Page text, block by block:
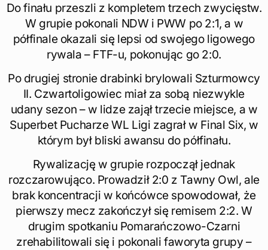
Do finału przeszli z kompletem trzech zwycięstw.
W grupie pokonali NDW i PWW po 2:1, a w
półfinale okazali się lepsi od swojego ligowego
rywala – FTF-u, pokonując go 2:0.
Po drugiej stronie drabinki brylowali Szturmowcy
II. Czwartoligowiec miał za sobą niezwykle
udany sezon – w lidze zajął trzecie miejsce, a w
Superbet Pucharze WL Ligi zagrał w Final Six, w
którym był bliski awansu do półfinału.
Rywalizację w grupie rozpoczął jednak
rozczarowująco. Prowadził 2:0 z Tawny Owl, ale
brak koncentracji w końcówce spowodował, że
pierwszy mecz zakończył się remisem 2:2. W
drugim spotkaniu Pomarańczowo-Czarni
zrehabilitowali się i pokonali faworyta grupy –